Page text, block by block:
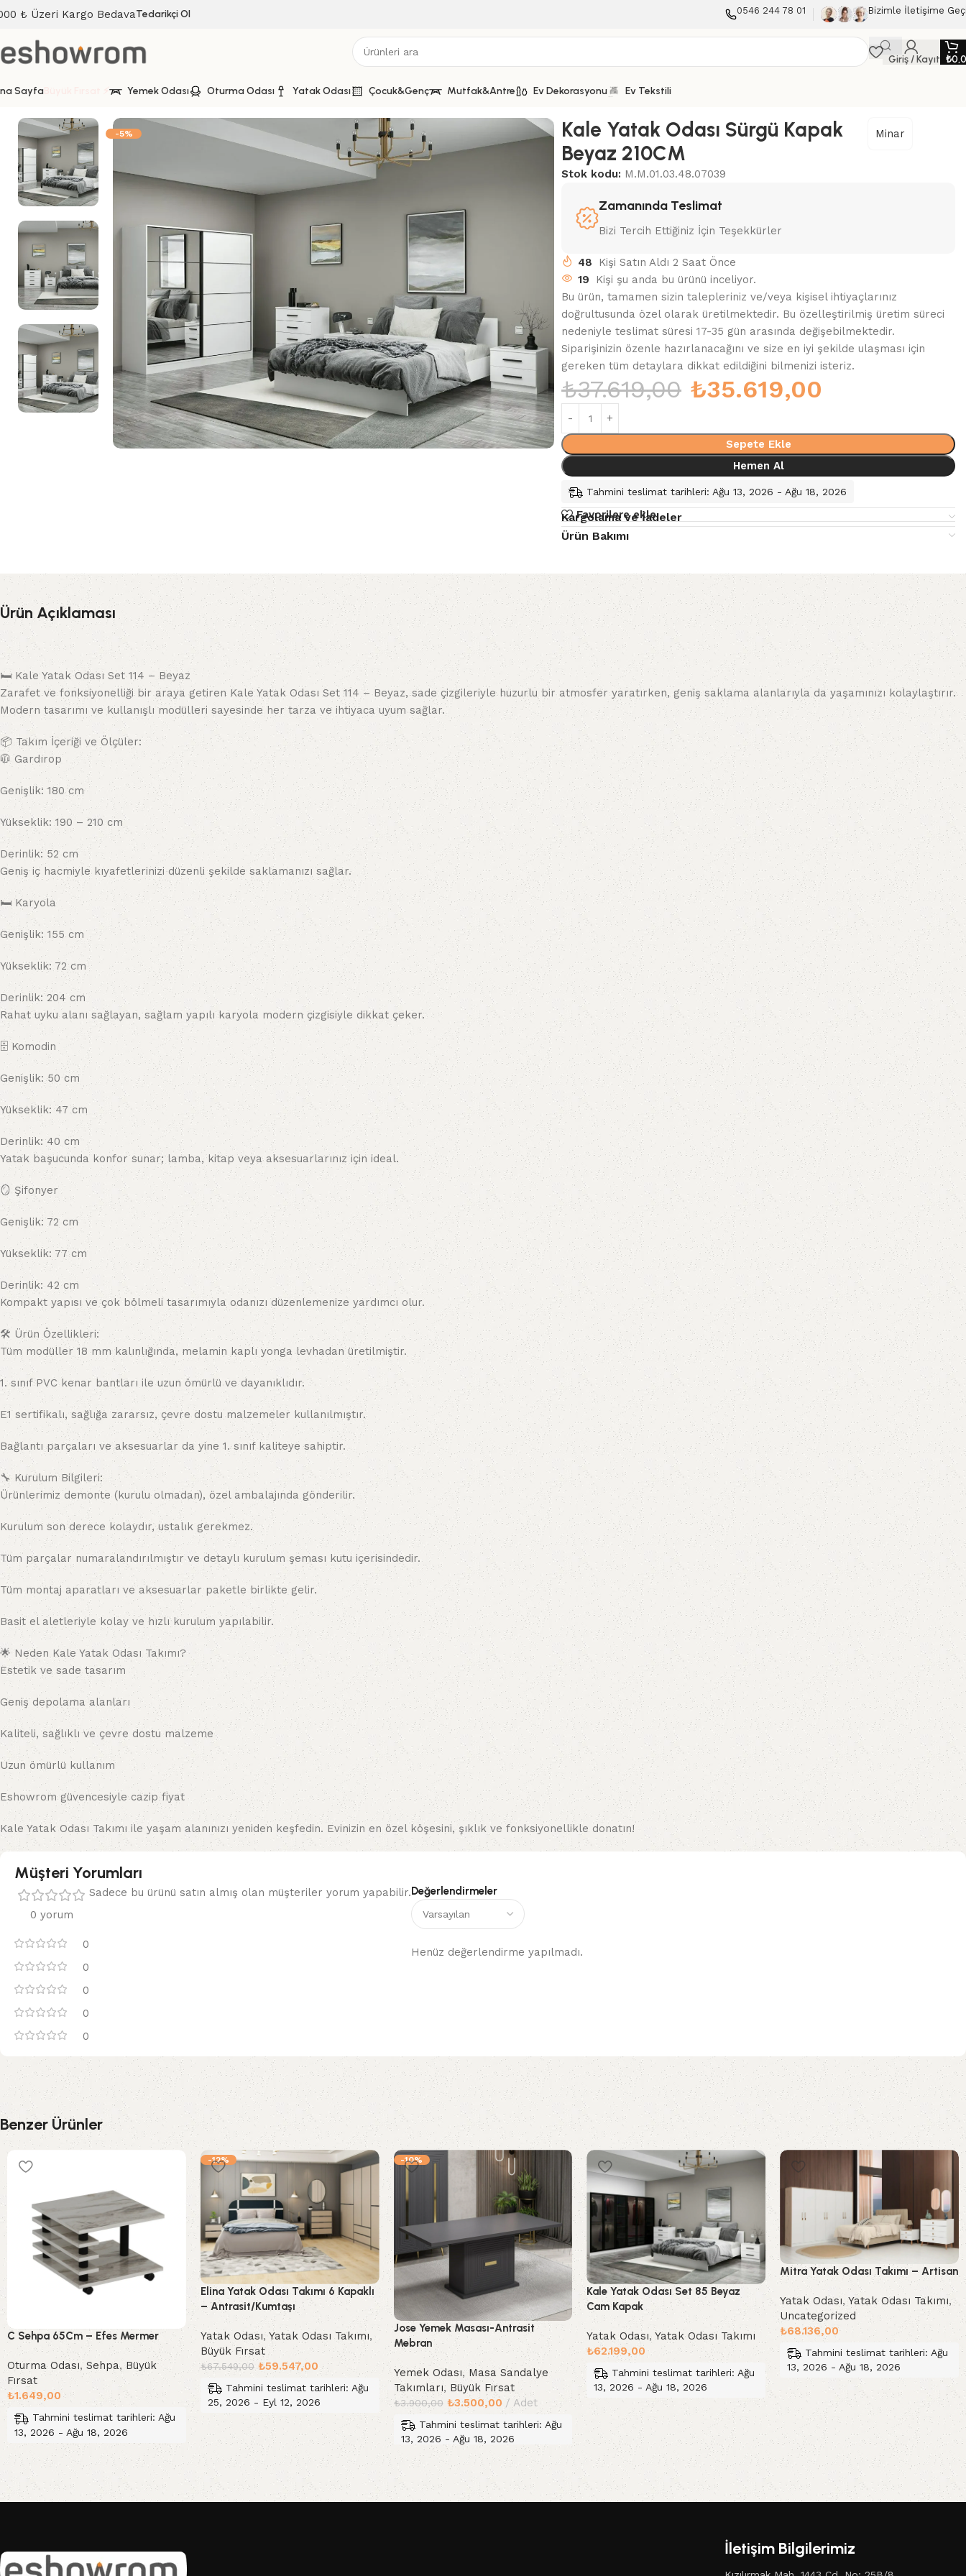
₺ Üzeri Kargo BedavaTedarikçi Ol 0546 244 78 01 Bizimle İletişime
Giriş / Kayıt ₺
Sayfa Yemek Odası Oturma Odası Yatak Odası Çocuk&Genç Mutfak&Antre Ev Dekorasyonu Ev Tekstili
Yatak Odası Takımı Kale Yatak Odası Sürgü Kapak Beyaz 210CM
-5%
Kale Yatak Odası Sürgü Kapak
Beyaz 210CM
Minar
Stok kodu: M.M.01.03.48.07039
Zamanında Teslimat
Bizi Tercih Ettiğiniz İçin Teşekkürler
48
Kişi Satın Aldı 2 Saat Önce
19
Kişi şu anda bu ürünü inceliyor.
Bu ürün, tamamen sizin talepleriniz ve/veya kişisel ihtiyaçlarınız
doğrultusunda özel olarak üretilmektedir. Bu özelleştirilmiş üretim süreci
nedeniyle teslimat süresi 17-35 gün arasında değişebilmektedir.
Siparişinizin özenle hazırlanacağını ve size en iyi şekilde ulaşması için
gereken tüm detaylara dikkat edildiğini bilmenizi isteriz.
₺37.619,00 ₺35.619,00
Sepete Ekle
Hemen Al
Tahmini teslimat tarihleri: Ağu 13, 2026 - Ağu 18, 2026
Favorilere ekle
Kargolama ve İadeler
Ürün Bakımı
Ürün Açıklaması
🛏️ Kale Yatak Odası Set 114 – Beyaz
Zarafet ve fonksiyonelliği bir araya getiren Kale Yatak Odası Set 114 – Beyaz, sade çizgileriyle huzurlu bir atmosfer yaratırken, geniş saklama alanlarıyla da yaşamınızı kolaylaştırır.
Modern tasarımı ve kullanışlı modülleri sayesinde her tarza ve ihtiyaca uyum sağlar.
📦 Takım İçeriği ve Ölçüler:
🧥 Gardırop
Genişlik: 180 cm
Yükseklik: 190 – 210 cm
Derinlik: 52 cm
Geniş iç hacmiyle kıyafetlerinizi düzenli şekilde saklamanızı sağlar.
🛏️ Karyola
Genişlik: 155 cm
Yükseklik: 72 cm
Derinlik: 204 cm
Rahat uyku alanı sağlayan, sağlam yapılı karyola modern çizgisiyle dikkat çeker.
🗄️ Komodin
Genişlik: 50 cm
Yükseklik: 47 cm
Derinlik: 40 cm
Yatak başucunda konfor sunar; lamba, kitap veya aksesuarlarınız için ideal.
🪞 Şifonyer
Genişlik: 72 cm
Yükseklik: 77 cm
Derinlik: 42 cm
Kompakt yapısı ve çok bölmeli tasarımıyla odanızı düzenlemenize yardımcı olur.
🛠️ Ürün Özellikleri:
Tüm modüller 18 mm kalınlığında, melamin kaplı yonga levhadan üretilmiştir.
1. sınıf PVC kenar bantları ile uzun ömürlü ve dayanıklıdır.
E1 sertifikalı, sağlığa zararsız, çevre dostu malzemeler kullanılmıştır.
Bağlantı parçaları ve aksesuarlar da yine 1. sınıf kaliteye sahiptir.
🔧 Kurulum Bilgileri:
Ürünlerimiz demonte (kurulu olmadan), özel ambalajında gönderilir.
Kurulum son derece kolaydır, ustalık gerekmez.
Tüm parçalar numaralandırılmıştır ve detaylı kurulum şeması kutu içerisindedir.
Tüm montaj aparatları ve aksesuarlar paketle birlikte gelir.
Basit el aletleriyle kolay ve hızlı kurulum yapılabilir.
🌟 Neden Kale Yatak Odası Takımı?
Estetik ve sade tasarım
Geniş depolama alanları
Kaliteli, sağlıklı ve çevre dostu malzeme
Uzun ömürlü kullanım
Eshowrom güvencesiyle cazip fiyat
Kale Yatak Odası Takımı ile yaşam alanınızı yeniden keşfedin. Evinizin en özel köşesini, şıklık ve fonksiyonellikle donatın!
Müşteri Yorumları
0 yorum
0
0
0
0
0
Değerlendirmeler
Henüz değerlendirme yapılmadı.
Sadece bu ürünü satın almış olan müşteriler yorum yapabilir.
Benzer Ürünler
C Sehpa 65Cm – Efes Mermer
Oturma Odası, Sehpa, Büyük
Fırsat
₺1.649,00
Tahmini teslimat tarihleri: Ağu
13, 2026 - Ağu 18, 2026
Sepete Ekle
-12%
Elina Yatak Odası Takımı 6 Kapaklı
– Antrasit/Kumtaşı
Yatak Odası,Yatak Odası Takımı,
Büyük Fırsat
₺67.549,00 ₺59.547,00
Tahmini teslimat tarihleri: Ağu
25, 2026 - Eyl 12, 2026
Sepete Ekle
-10%
Jose Yemek Masası-Antrasit
Mebran
Yemek Odası,Masa Sandalye
Takımları, Büyük Fırsat
₺3.900,00 ₺3.500,00 Adet
Tahmini teslimat tarihleri: Ağu
13, 2026 - Ağu 18, 2026
Sepete Ekle
Kale Yatak Odası Set 85 Beyaz
Cam Kapak
Yatak Odası,Yatak Odası Takımı
₺62.199,00
Tahmini teslimat tarihleri: Ağu
13, 2026 - Ağu 18, 2026
Sepete Ekle
Mitra Yatak Odası Takımı – Artisan
Yatak Odası,Yatak Odası Takımı,
Uncategorized
₺68.136,00
Tahmini teslimat tarihleri: Ağu
13, 2026 - Ağu 18, 2026
Sepete Ekle
Read More
İletişim Bilgilerimiz